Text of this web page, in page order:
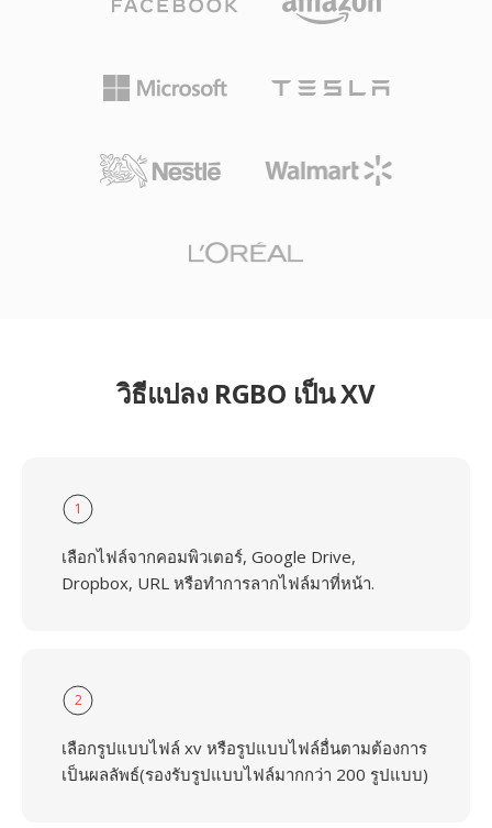
วิธีแปลง RGBO เป็น XV
1
เลือกไฟล์จากคอมพิวเตอร์, Google Drive,
Dropbox, URL หรือทำการลากไฟล์มาที่หน้า.
2
เลือกรูปแบบไฟล์ xv หรือรูปแบบไฟล์อื่นตามต้องการ
เป็นผลลัพธ์(รองรับรูปแบบไฟล์มากกว่า 200 รูปแบบ)